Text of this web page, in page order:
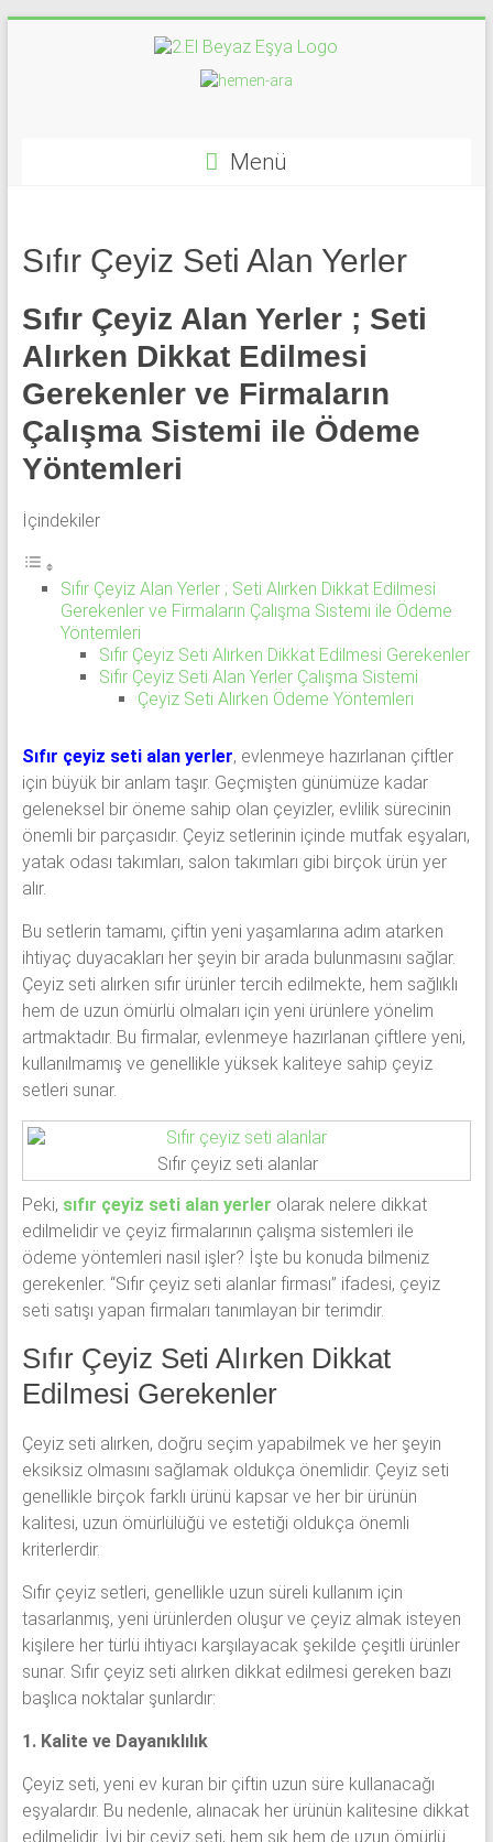
Alan
Yerler
|
0
543
592
53
50
İkinci
beyaz
çamaşır
makinesi,
bulaşık
makinesi,
derin
dondurucu,
ve
kombi
alınır.
Menü
Sıfır Çeyiz Seti Alan Yerler
Sıfır Çeyiz Alan Yerler ; Seti
Alırken Dikkat Edilmesi
Gerekenler ve Firmaların
Çalışma Sistemi ile Ödeme
Yöntemleri
İçindekiler
Sıfır Çeyiz Alan Yerler ; Seti Alırken Dikkat Edilmesi
Gerekenler ve Firmaların Çalışma Sistemi ile Ödeme
Yöntemleri
Sıfır Çeyiz Seti Alırken Dikkat Edilmesi Gerekenler
Sıfır Çeyiz Seti Alan Yerler Çalışma Sistemi
Çeyiz Seti Alırken Ödeme Yöntemleri
Sıfır çeyiz seti alan yerler, evlenmeye hazırlanan çiftler
için büyük bir anlam taşır. Geçmişten günümüze kadar
geleneksel bir öneme sahip olan çeyizler, evlilik sürecinin
önemli bir parçasıdır. Çeyiz setlerinin içinde mutfak eşyaları,
yatak odası takımları, salon takımları gibi birçok ürün yer
alır.
Bu setlerin tamamı, çiftin yeni yaşamlarına adım atarken
ihtiyaç duyacakları her şeyin bir arada bulunmasını sağlar.
Çeyiz seti alırken sıfır ürünler tercih edilmekte, hem sağlıklı
hem de uzun ömürlü olmaları için yeni ürünlere yönelim
artmaktadır. Bu firmalar, evlenmeye hazırlanan çiftlere yeni,
kullanılmamış ve genellikle yüksek kaliteye sahip çeyiz
setleri sunar.
Sıfır çeyiz seti alanlar
Peki, sıfır çeyiz seti alan yerler olarak nelere dikkat
edilmelidir ve çeyiz firmalarının çalışma sistemleri ile
ödeme yöntemleri nasıl işler? İşte bu konuda bilmeniz
gerekenler. “Sıfır çeyiz seti alanlar firması” ifadesi, çeyiz
seti satışı yapan firmaları tanımlayan bir terimdir.
Sıfır Çeyiz Seti Alırken Dikkat
Edilmesi Gerekenler
Çeyiz seti alırken, doğru seçim yapabilmek ve her şeyin
eksiksiz olmasını sağlamak oldukça önemlidir. Çeyiz seti
genellikle birçok farklı ürünü kapsar ve her bir ürünün
kalitesi, uzun ömürlülüğü ve estetiği oldukça önemli
kriterlerdir.
Sıfır çeyiz setleri, genellikle uzun süreli kullanım için
tasarlanmış, yeni ürünlerden oluşur ve çeyiz almak isteyen
kişilere her türlü ihtiyacı karşılayacak şekilde çeşitli ürünler
sunar. Sıfır çeyiz seti alırken dikkat edilmesi gereken bazı
başlıca noktalar şunlardır:
1. Kalite ve Dayanıklılık
Çeyiz seti, yeni ev kuran bir çiftin uzun süre kullanacağı
eşyalardır. Bu nedenle, alınacak her ürünün kalitesine dikkat
edilmelidir. İyi bir çeyiz seti, hem şık hem de uzun ömürlü